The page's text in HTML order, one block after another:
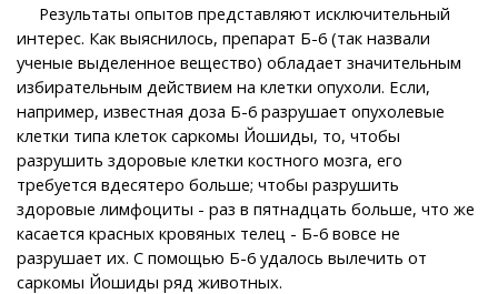
Результаты опытов представляют исключительный
интерес. Как выяснилось, препарат Б-6 (так назвали
ученые выделенное вещество) обладает значительным
избирательным действием на клетки опухоли. Если,
например, известная доза Б-6 разрушает опухолевые
клетки типа клеток саркомы Йошиды, то, чтобы
разрушить здоровые клетки костного мозга, его
требуется вдесятеро больше; чтобы разрушить
здоровые лимфоциты - раз в пятнадцать больше, что же
касается красных кровяных телец - Б-6 вовсе не
разрушает их. С помощью Б-6 удалось вылечить от
саркомы Йошиды ряд животных.